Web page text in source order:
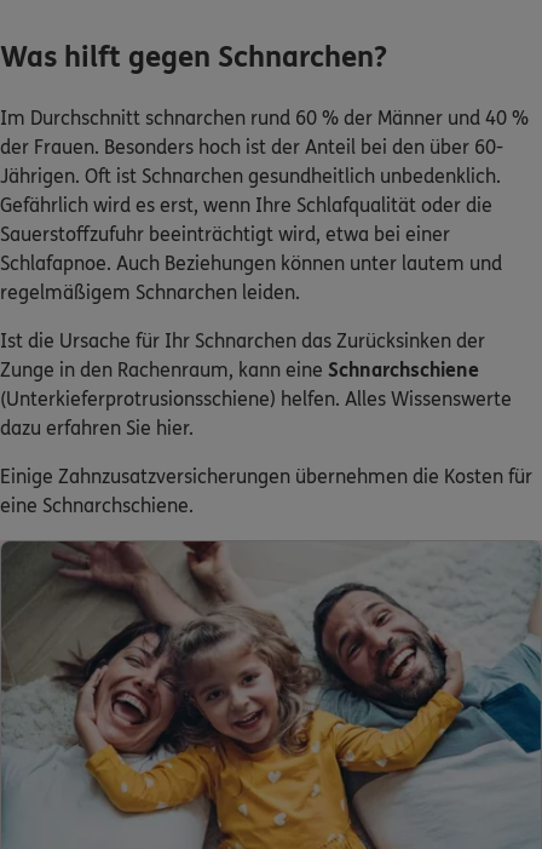
Kundenportal Log-in
Was hilft gegen Schnarchen?
Im Durchschnitt schnarchen rund 60 % der Männer und 40 %
der Frauen. Besonders hoch ist der Anteil bei den über 60-
Jährigen. Oft ist Schnarchen gesundheitlich unbedenklich.
Gefährlich wird es erst, wenn Ihre Schlafqualität oder die
Sauerstoffzufuhr beeinträchtigt wird, etwa bei einer
Schlafapnoe. Auch Beziehungen können unter lautem und
regelmäßigem Schnarchen leiden.
Ist die Ursache für Ihr Schnarchen das Zurücksinken der
Zunge in den Rachenraum, kann eine Schnarchschiene
(Unterkieferprotrusionsschiene) helfen. Alles Wissenswerte
dazu erfahren Sie hier.
Einige Zahnzusatzversicherungen übernehmen die Kosten für
eine Schnarchschiene.